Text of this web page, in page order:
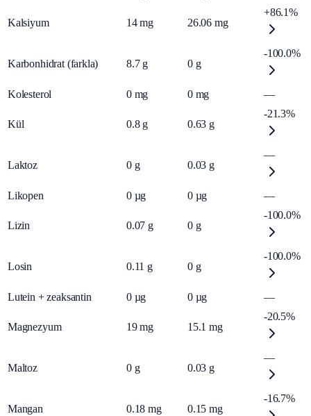
Kalsiyum 14 mg 26.06 mg
+86.1%
Karbonhidrat (farkla) 8.7 g 0 g
-100.0%
Kolesterol 0 mg 0 mg —
Kül 0.8 g 0.63 g
-21.3%
Laktoz 0 g 0.03 g
—
Likopen 0 µg 0 µg —
Lizin 0.07 g 0 g
-100.0%
Losin 0.11 g 0 g
-100.0%
Lutein + zeaksantin 0 µg 0 µg —
Magnezyum 19 mg 15.1 mg
-20.5%
Maltoz 0 g 0.03 g
—
Mangan 0.18 mg 0.15 mg
-16.7%